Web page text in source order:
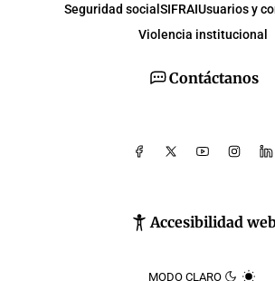
Contáctanos
Accesibilidad
MODO CLARO
Seguridad socialSIFRAIUsuarios y
Violencia institucional